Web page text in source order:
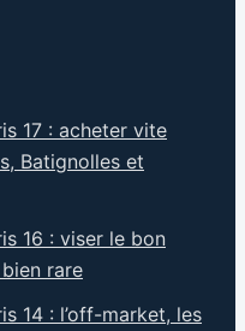
17 : acheter vite
Batignolles et
16 : viser le bon
rare
14 : l’off-market, les